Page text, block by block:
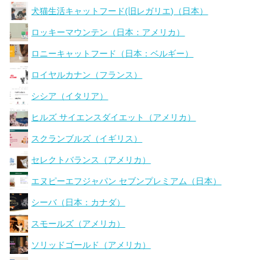
犬猫生活キャットフード(旧レガリエ)（日本）
ロッキーマウンテン（日本：アメリカ）
ロニーキャットフード（日本：ベルギー）
ロイヤルカナン（フランス）
シシア（イタリア）
ヒルズ サイエンスダイエット（アメリカ）
スクランブルズ（イギリス）
セレクトバランス（アメリカ）
エヌピーエフジャパン セブンプレミアム（日本）
シーバ（日本：カナダ）
スモールズ（アメリカ）
ソリッドゴールド（アメリカ）